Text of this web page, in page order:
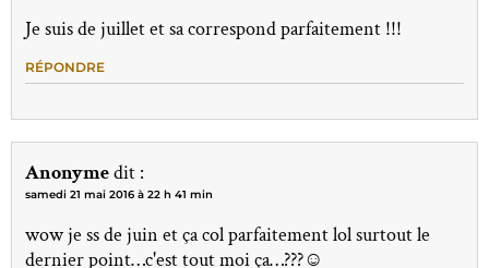
Je suis de juillet et sa correspond parfaitement !!!
RÉPONDRE
Anonymedit :
samedi 21 mai 2016 à 22 h 41 min
wow je ss de juin et ça col parfaitement lol surtout le
dernier point…c'est tout moi ça…???☺